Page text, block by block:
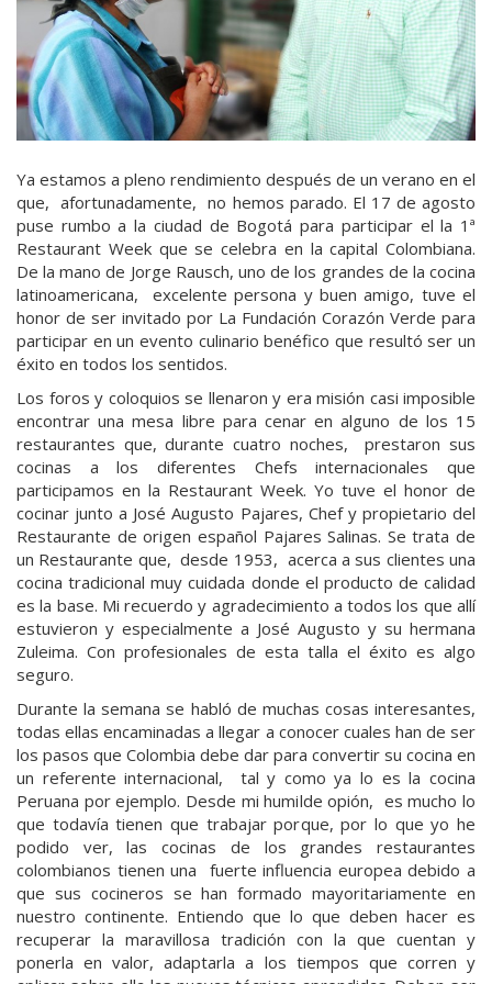
Ya estamos a pleno rendimiento después de un verano en el
que, afortunadamente, no hemos parado. El 17 de agosto
puse rumbo a la ciudad de Bogotá para participar el la 1ª
Restaurant Week que se celebra en la capital Colombiana.
De la mano de Jorge Rausch, uno de los grandes de la cocina
latinoamericana, excelente persona y buen amigo, tuve el
honor de ser invitado por La Fundación Corazón Verde para
participar en un evento culinario benéfico que resultó ser un
éxito en todos los sentidos.
Los foros y coloquios se llenaron y era misión casi imposible
encontrar una mesa libre para cenar en alguno de los 15
restaurantes que, durante cuatro noches, prestaron sus
cocinas a los diferentes Chefs internacionales que
participamos en la Restaurant Week. Yo tuve el honor de
cocinar junto a José Augusto Pajares, Chef y propietario del
Restaurante de origen español Pajares Salinas. Se trata de
un Restaurante que, desde 1953, acerca a sus clientes una
cocina tradicional muy cuidada donde el producto de calidad
es la base. Mi recuerdo y agradecimiento a todos los que allí
estuvieron y especialmente a José Augusto y su hermana
Zuleima. Con profesionales de esta talla el éxito es algo
seguro.
Durante la semana se habló de muchas cosas interesantes,
todas ellas encaminadas a llegar a conocer cuales han de ser
los pasos que Colombia debe dar para convertir su cocina en
un referente internacional, tal y como ya lo es la cocina
Peruana por ejemplo. Desde mi humilde opión, es mucho lo
que todavía tienen que trabajar porque, por lo que yo he
podido ver, las cocinas de los grandes restaurantes
colombianos tienen una fuerte influencia europea debido a
que sus cocineros se han formado mayoritariamente en
nuestro continente. Entiendo que lo que deben hacer es
recuperar la maravillosa tradición con la que cuentan y
ponerla en valor, adaptarla a los tiempos que corren y